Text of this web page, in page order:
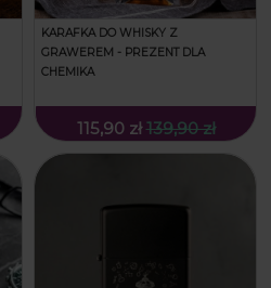
KARAFKA DO WHISKY Z
GRAWEREM - PREZENT DLA
CHEMIKA
115,90 zł 139,90 zł